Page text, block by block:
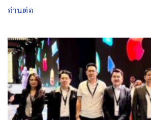
อ่านต่อ